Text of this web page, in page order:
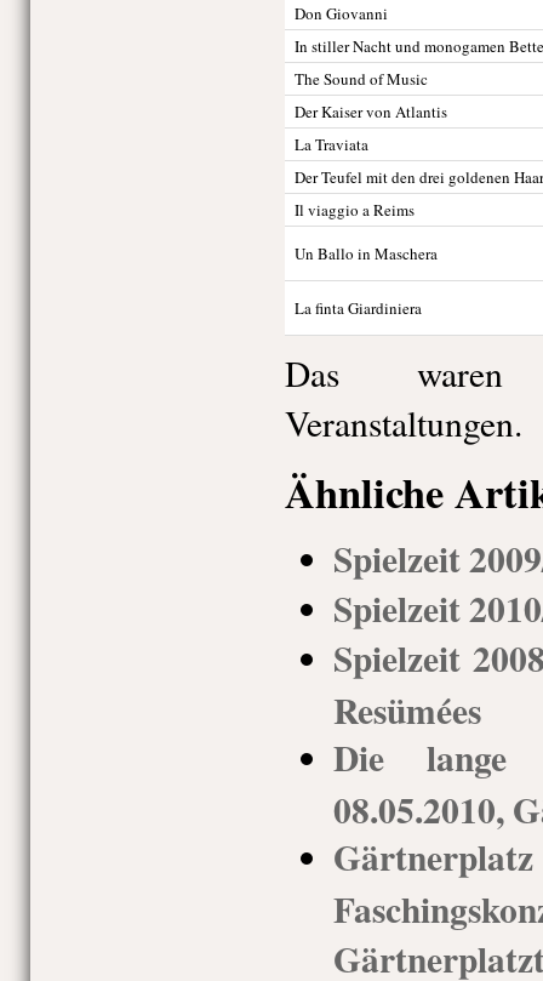
Don Giovanni
In stiller Nacht und monogamen
The Sound of Music
Der Kaiser von Atlantis
La Traviata
Der Teufel mit den drei goldenen
Il viaggio a Reims
Un Ballo in Maschera
La finta Giardiniera
Das waren
Veranstaltungen.
Ähnliche
Spielzeit
Spielzeit
Spielzeit
Resümées
Die lange
08.05.2010,